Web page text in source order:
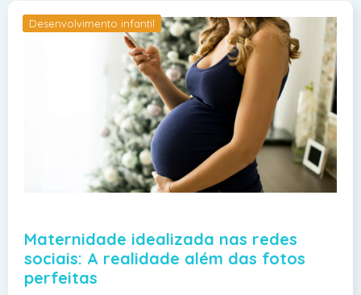
Desenvolvimento infantil
Maternidade idealizada nas redes
sociais: A realidade além das fotos
perfeitas